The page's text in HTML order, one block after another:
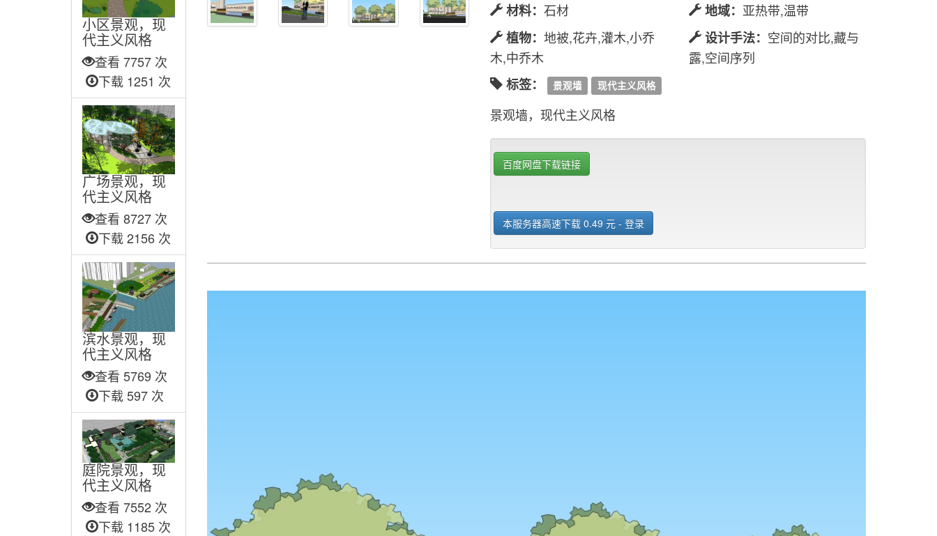
小区景观，现
代主义风格
查看 7757 次
下载 1251 次
广场景观，现
代主义风格
查看 8727 次
下载 2156 次
滨水景观，现
代主义风格
查看 5769 次
下载 597 次
庭院景观，现
代主义风格
查看 7552 次
下载 1185 次
材料：石材 地域： 亚热带,温带
植物：地被,花卉,灌木,小乔
木,中乔木
设计手法： 空间的对比,藏与
露,空间序列
标签：
景观墙 现代主义风格
景观墙，现代主义风格
百度网盘下载链接
本服务器高速下载 0.49 元 - 登录